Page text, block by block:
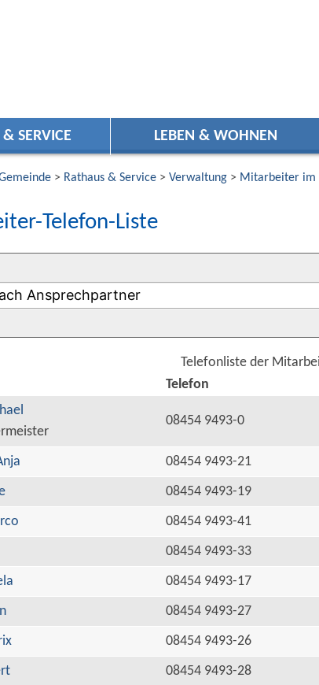
SERVICE LEBEN & WOHNEN
> Rathaus & Service> Verwaltung> Mitarbeiter im
Telefon-Liste
Telefonliste der
Telefon
08454 9493-0
08454 9493-21
08454 9493-19
08454 9493-41
08454 9493-33
08454 9493-17
08454 9493-27
08454 9493-26
08454 9493-28